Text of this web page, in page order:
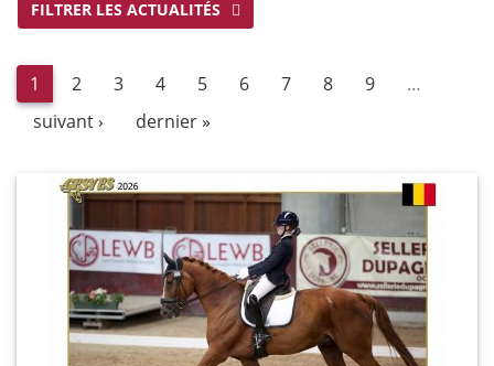
FILTRER LES ACTUALITÉS
1 2 3 4 5 6 7 8 9
…
suivant ›
dernier »